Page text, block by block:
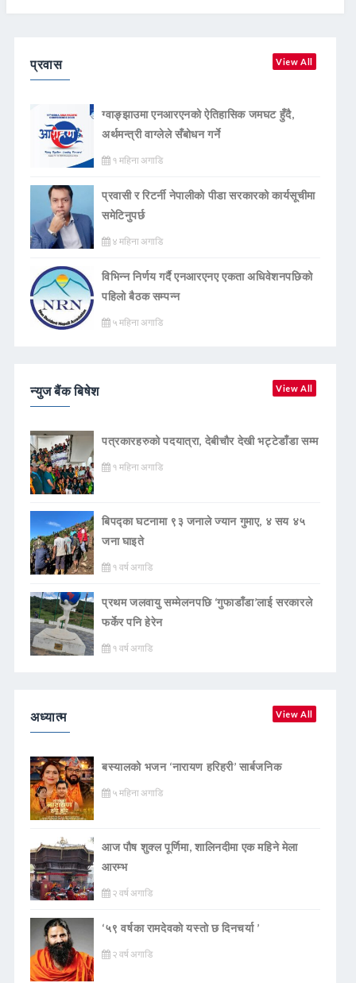
प्रवास View All
ग्वाङ्झाउमा एनआरएनको ऐतिहासिक जमघट हुँदै,
अर्थमन्त्री वाग्लेले सँबोधन गर्ने
१ महिना अगाडि
प्रवासी र रिटर्नी नेपालीको पीडा सरकारको कार्यसूचीमा
समेटिनुपर्छ
४ महिना अगाडि
विभिन्न निर्णय गर्दै एनआरएनए एकता अधिवेशनपछिको
पहिलो बैठक सम्पन्न
५ महिना अगाडि
न्युज बैंक बिषेश View All
पत्रकारहरुको पदयात्रा, देबीचौर देखी भट्टेडाँडा सम्म
१ महिना अगाडि
बिपद्का घटनामा ९३ जनाले ज्यान गुमाए, ४ सय ४५
जना घाइते
१ वर्ष अगाडि
प्रथम जलवायु सम्मेलनपछि ‘गुफाडाँडा’लाई सरकारले
फर्केर पनि हेरेन
१ वर्ष अगाडि
अध्यात्म View All
बस्यालको भजन ‘नारायण हरिहरी’ सार्बजनिक
५ महिना अगाडि
आज पौष शुक्ल पूर्णिमा, शालिनदीमा एक महिने मेला
आरम्भ
२ वर्ष अगाडि
‘५९ वर्षका रामदेवकाे यस्ताे छ दिनचर्या ’
२ वर्ष अगाडि